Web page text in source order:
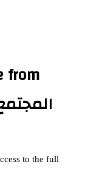
to the full